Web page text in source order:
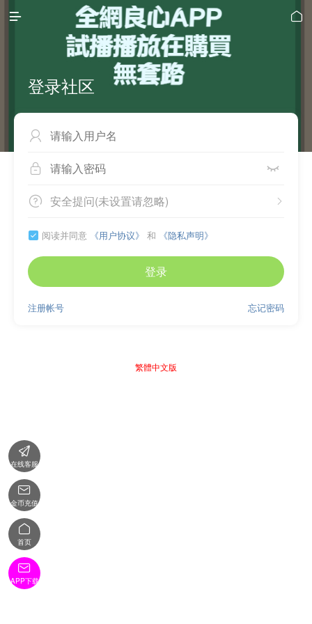
 
登录社区

 
 
安全提问(未设置请忽略)
 阅读并同意 《用户协议》 和 《隐私声明》
登录
忘记密码
注册帐号
繁體中文版

在线客服

金币充值

首页

APP下载